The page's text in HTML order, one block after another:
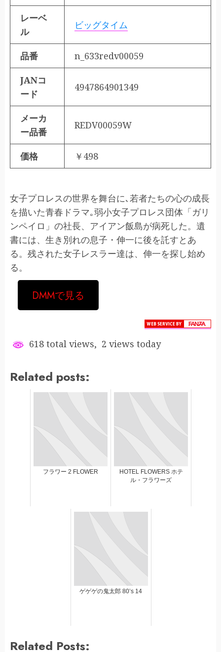
レーベ
ル
ビッグタイム
品番 n_633redv00059
JANコ
ード
4947864901349
メーカ
ー品番
REDV00059W
価格 ￥498
女子プロレスの世界を舞台に､若者たちの心の成長
を描いた青春ドラマ｡弱小女子プロレス団体「ガリ
ンペイロ」の社長、アイアン飯島が病死した。遺
書には、生き別れの息子・伸一に後を託すとあ
る。残された女子レスラー達は、伸一を探し始め
る。
DMMで見る
618 total views, 2 views today
Related posts:
フラワー 2 FLOWER
HOTEL FLOWERS ホテ
ル・フラワーズ
ゲゲゲの鬼太郎 80’s 14
Related Posts: